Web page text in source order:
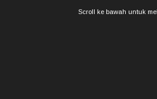
Scroll ke bawah untuk